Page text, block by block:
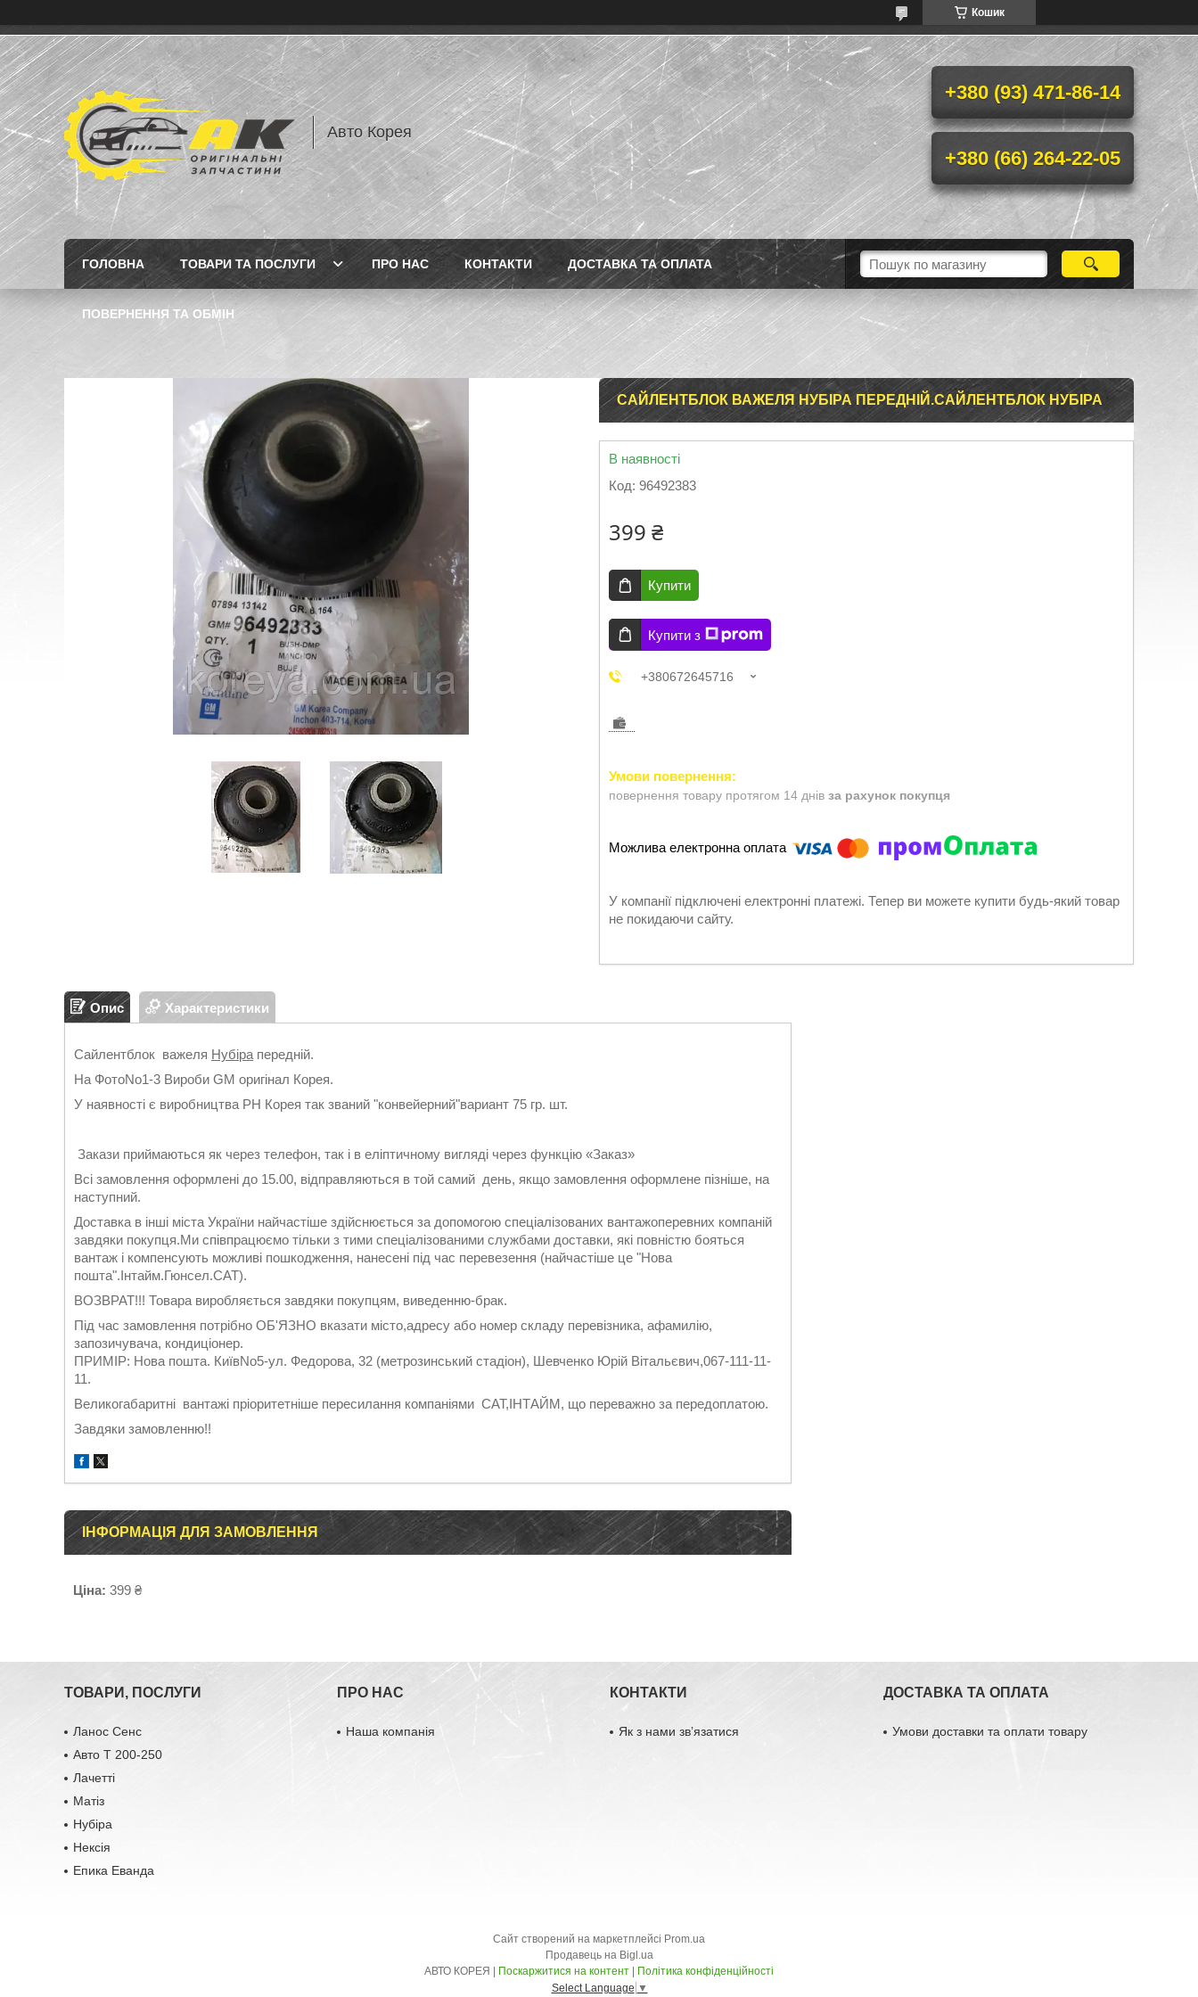
Кошик
Авто Корея
+380 (93) 471-86-14
+380 (66) 264-22-05
ГОЛОВНА ТОВАРИ ТА ПОСЛУГИ ПРО НАС КОНТАКТИ ДОСТАВКА ТА ОПЛАТА
ПОВЕРНЕННЯ ТА ОБМІН
САЙЛЕНТБЛОК ВАЖЕЛЯ НУБІРА ПЕРЕДНІЙ.САЙЛЕНТБЛОК НУБІРА
В наявності
Код: 96492383
399 ₴
Купити
Купити з
+380672645716
повернення товару протягом 14 днів за рахунок покупця
У компанії підключені електронні платежі. Тепер ви можете купити будь-який товар
не покидаючи сайту.
Опис Характеристики
Сайлентблок важеля Нубіра передній.
На ФотоNo1-3 Вироби GM оригінал Корея.
У наявності є виробництва РН Корея так званий "конвейерний"вариант 75 гр. шт.
Закази приймаються як через телефон, так і в еліптичному вигляді через функцію «Заказ»
Всі замовлення оформлені до 15.00, відправляються в той самий день, якщо замовлення оформлене пізніше, на
наступний.
Доставка в інші міста України найчастіше здійснюється за допомогою спеціалізованих вантажоперевних компаній
завдяки покупця.Ми співпрацюємо тільки з тими спеціалізованими службами доставки, які повністю бояться
вантаж і компенсують можливі пошкодження, нанесені під час перевезення (найчастіше це "Нова
пошта".Інтайм.Гюнсел.САТ).
ВОЗВРАТ!!! Товара виробляється завдяки покупцям, виведенню-брак.
Під час замовлення потрібно ОБ'ЯЗНО вказати місто,адресу або номер складу перевізника, афамилію,
запозичувача, кондиціонер.
ПРИМІР: Нова пошта. КиївNo5-ул. Федорова, 32 (метрозинський стадіон), Шевченко Юрій Вітальєвич,067-111-11-
11.
Великогабаритні вантажі пріоритетніше пересилання компаніями САТ,ІНТАЙМ, що переважно за передоплатою.
Завдяки замовленню!!
ІНФОРМАЦІЯ ДЛЯ ЗАМОВЛЕННЯ
Ціна: 399 ₴
ТОВАРИ, ПОСЛУГИ
Ланос Сенс
Авто Т 200-250
Лачетті
Матіз
Нубіра
Нексія
Епика Еванда
ПРО НАС
Наша компанія
КОНТАКТИ
Як з нами звʼязатися
ДОСТАВКА ТА ОПЛАТА
Умови доставки та оплати товару
Сайт створений на маркетплейсі Prom.ua
Продавець на Bigl.ua
Поскаржитися на контент
Політика конфіденційності
Select Language ▼